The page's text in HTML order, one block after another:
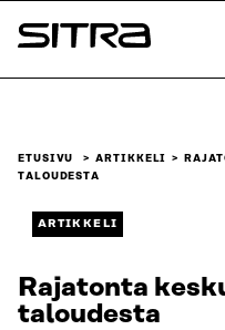
Siirry
suoraan
Sitra
ETUSIVU ARTIKKELI
TALOUDESTA
ARTIKKELI
Rajatonta
taloudesta